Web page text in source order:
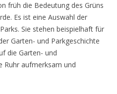
früh die Bedeutung des Grüns
Es ist eine Auswahl der
Sie stehen beispielhaft für
Garten- und Parkgeschichte
die Garten- und
Ruhr aufmerksam und